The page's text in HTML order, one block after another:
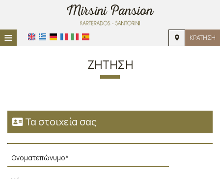
≡ ΚΡΆΤΗΣΗ
ΤΟΠΟΘΕΣΊΑ
ΠΑΡΟΧΈΣ
ΦΩΤΟΓΡΑΦΊΕΣ
ΖΉΤΗΣΗ
Τα στοιχεία σας